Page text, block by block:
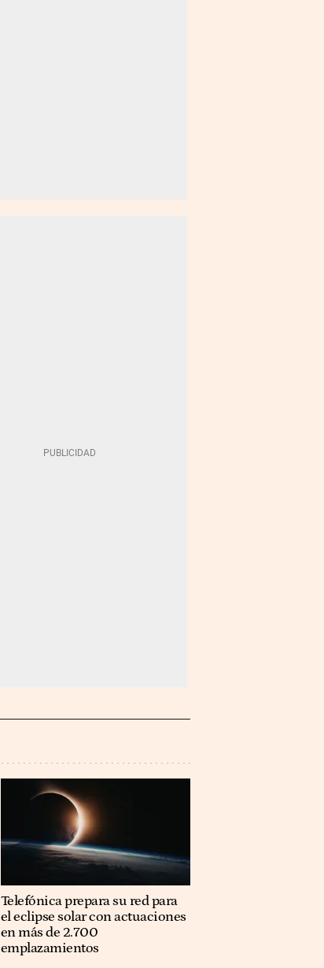
Telefónica prepara su red para
el eclipse solar con actuaciones
en más de 2.700
emplazamientos